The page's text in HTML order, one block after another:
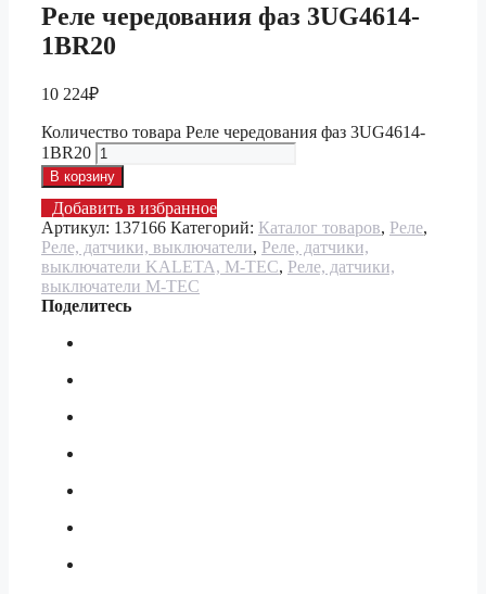
Реле чередования фаз 3UG4614-
1BR20
10 224₽
Количество товара Реле чередования фаз 3UG4614-
1BR20
В корзину
Добавить в избранное
Артикул: 137166 Категорий: Каталог товаров, Реле,
Реле, датчики, выключатели, Реле, датчики,
выключатели KALETA, M-TEC, Реле, датчики,
выключатели M-TEC
Поделитесь